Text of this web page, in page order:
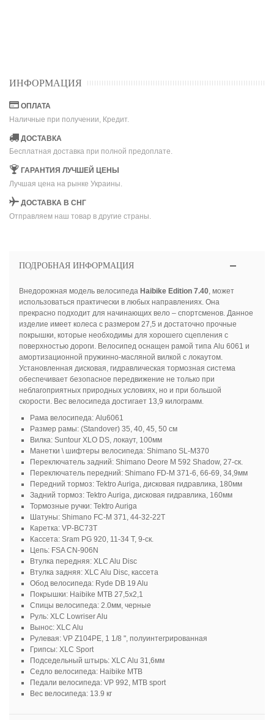
ИНФОРМАЦИЯ
ОПЛАТА
Наличные при получении, Кредит.
ДОСТАВКА
Бесплатная доставка при полной предоплате.
ГАРАНТИЯ ЛУЧШЕЙ ЦЕНЫ
Лучшая цена на рынке Украины.
ДОСТАВКА В СНГ
Отправляем наш товар в другие страны.
ПОДРОБНАЯ ИНФОРМАЦИЯ
Внедорожная модель велосипеда Haibike Edition 7.40, может
использоваться практически в любых направлениях. Она
прекрасно подходит для начинающих вело – спортсменов. Данное
изделие имеет колеса с размером 27,5 и достаточно прочные
покрышки, которые необходимы для хорошего сцепления с
поверхностью дороги. Велосипед оснащен рамой типа Alu 6061 и
амортизационной пружинно-масляной вилкой с локаутом.
Установленная дисковая, гидравлическая тормозная система
обеспечивает безопасное передвижение не только при
неблагоприятных природных условиях, но и при большой
скорости. Вес велосипеда достигает 13,9 килограмм.
Рама велосипеда: Alu6061
Размер рамы: (Standover) 35, 40, 45, 50 см
Вилка: Suntour XLO DS, локаут, 100мм
Манетки \ шифтеры велосипеда: Shimano SL-M370
Переключатель задний: Shimano Deore M 592 Shadow, 27-ск.
Переключатель передний: Shimano FD-M 371-6, 66-69, 34,9мм
Передний тормоз: Tektro Auriga, дисковая гидравлика, 180мм
Задний тормоз: Tektro Auriga, дисковая гидравлика, 160мм
Тормозные ручки: Tektro Auriga
Шатуны: Shimano FC-M 371, 44-32-22T
Каретка: VP-BC73T
Кассета: Sram PG 920, 11-34 T, 9-ск.
Цепь: FSA CN-906N
Втулка передняя: XLC Alu Disc
Втулка задняя: XLC Alu Disc, кассета
Обод велосипеда: Ryde DB 19 Alu
Покрышки: Haibike MTB 27,5x2,1
Спицы велосипеда: 2.0мм, черные
Руль: XLC Lowriser Alu
Вынос: XLC Alu
Рулевая: VP Z104PE, 1 1/8 ", полуинтегрированная
Грипсы: XLC Sport
Подседельный штырь: XLC Alu 31,6мм
Седло велосипеда: Haibike MTB
Педали велосипеда: VP 992, MTB sport
Вес велосипеда: 13.9 кг